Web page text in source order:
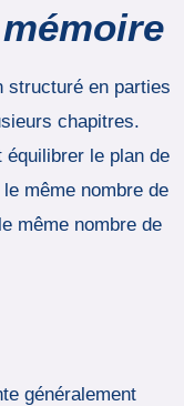
structuré en parties
chapitres.
équilibrer le plan de
même nombre de
même nombre de
généralement